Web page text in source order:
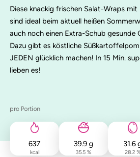
Diese knackig frischen Salat-Wraps
sind ideal beim aktuell heißen
auch noch einen Extra-Schub gesunde
Dazu gibt es köstliche
JEDEN glücklich machen! In 15 Min.
lieben es!
pro Portion
637
kcal
39.9 g
35.5 %
31.6
28.2